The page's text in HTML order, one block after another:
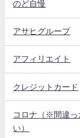
のど自慢
アサヒグループ
アフィリエイト
クレジットカード
コロナ（※間違っ
い）